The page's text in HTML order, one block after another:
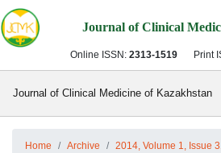
Journal of Clinical
Online ISSN: 2313-1519 Print
Journal of Clinical Medicine of Kazakhstan
Home Archive
2014, Volume 1, Issue